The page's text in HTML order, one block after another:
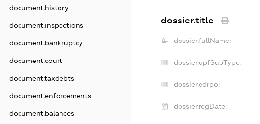
document.history
document.inspections
document.bankruptcy
document.court
document.taxdebts
document.enforcements
document.balances
dossier.title
dossier.fullName:
dossier.opfSubType:
dossier.edrpo:
dossier.regDate: